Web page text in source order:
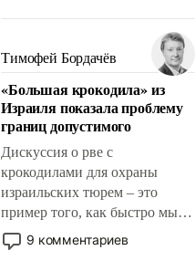
политические прожекты будут
беспрекословно оплачиваться
за счет российских
налогоплательщиков и где за
свои поступки не нужно
отвечать.
Тимофей Бордачёв
«Большая крокодила» из
Израиля показала проблему
границ допустимого
Дискуссия о рве с
крокодилами для охраны
израильских тюрем – это
пример того, как быстро мы
двигаемся по пути
революционных изменений.
9 комментариев